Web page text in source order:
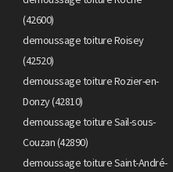
(42600)
demoussage toiture Roisey
(42520)
demoussage toiture Rozier-en-
Donzy (42810)
demoussage toiture Sail-sous-
Couzan (42890)
demoussage toiture Saint-André-